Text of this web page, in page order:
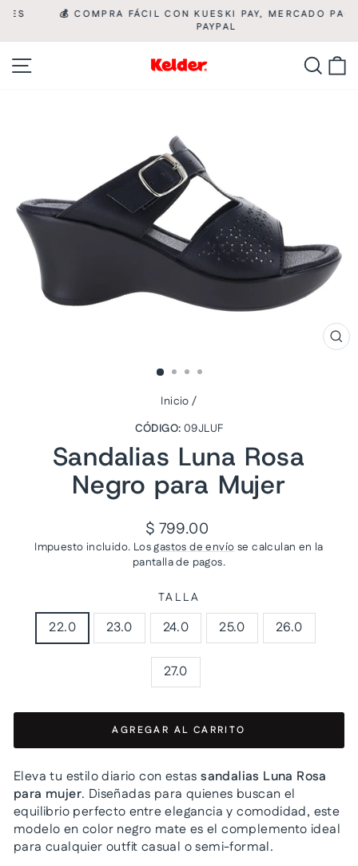
al
contenido
diapositivas
pausa
💰 COMPRA FÁCIL CON KUESKI PAY, MERCADO PAGO Y
PAYPAL
Inicio /
CÓDIGO: 09JLUF
Sandalias Luna Rosa
Negro para Mujer
Precio
habitual
$ 799.00
Impuesto incluido. Losgastos de envío se calculan en la
pantalla de pagos.
TALLA
22.0 23.0 24.0 25.0 26.0
27.0
AGREGAR AL CARRITO
Eleva tu estilo diario con estassandalias Luna Rosa
para mujer. Diseñadas para quienes buscan el
equilibrio perfecto entre elegancia y comodidad, este
modelo en color negro mate es el complemento ideal
para cualquier outfit casual o semi-formal.